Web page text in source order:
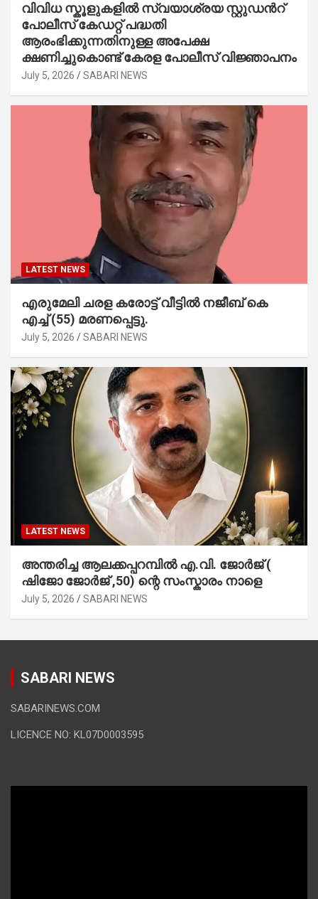
വിവിധ സ്കൂളുകളില്‍ സ്വയാശ്രയ സ്റ്റുഡന്‍റ്
പോലീസ് കേഡറ്റ് പദ്ധതി
ആരംഭിക്കുന്നതിനുള്ള അപേക്ഷ
ക്ഷണിച്ചുകൊണ്ട് കേരള പോലീസ് വിജ്ഞാപനം
July 5, 2026 SABARI NEWS
LATEST NEWS
എരുമേലി ചരള കരോട്ട് വീട്ടിൽ നജീബ് കെ
എച്ച് (55) മരണപ്പെട്ടു.
July 5, 2026 SABARI NEWS
LATEST NEWS
അന്തരിച്ച ആ​ല​ക്ക​പ്പ​റമ്പിൽ​ എ.​വി. ജോ​ർ​ജ് (
ഷിജോ ജോർജ് ,50) ന്റെ സംസ്കാരം നാളെ
July 5, 2026 SABARI NEWS
SABARI NEWS
SABARINEWS.COM
LICENCE NO: KL07D0003595